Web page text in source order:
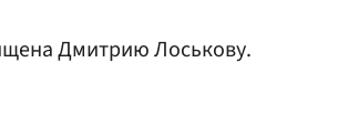
Дмитрию Лоськову.